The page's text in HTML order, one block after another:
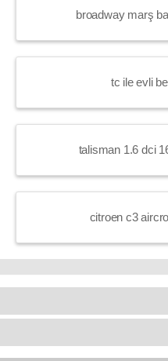
broadway marş
tc ile evli
talisman 1.6 dci
citroen c3